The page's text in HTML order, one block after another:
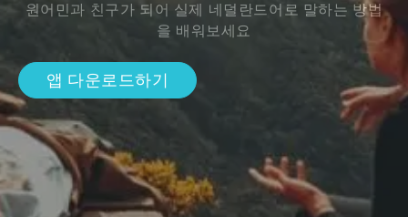
원어민과 친구가 되어 실제 네덜란드어로 말하는 방법
을 배워보세요
앱 다운로드하기